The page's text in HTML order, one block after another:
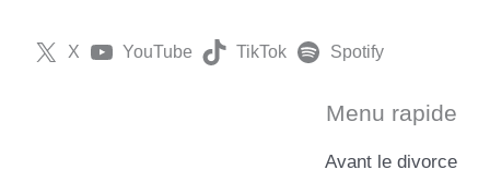
X YouTube TikTok Spotify
Menu rapide
Avant le divorce